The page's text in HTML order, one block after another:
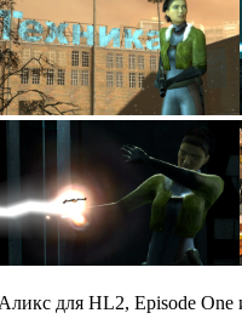
для HL2, Episode One